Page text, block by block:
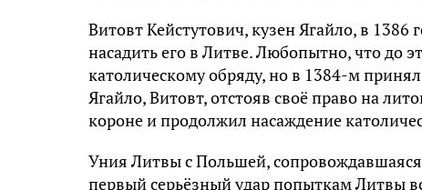
Витовт Кейстутович, кузен Ягайло, в 1386
насадить его в Литве. Любопытно, что до
католическому обряду, но в 1384-м
Ягайло, Витовт, отстояв своё право на
короне и продолжил насаждение
Уния Литвы с Польшей,
первый серьёзный удар попыткам Литвы